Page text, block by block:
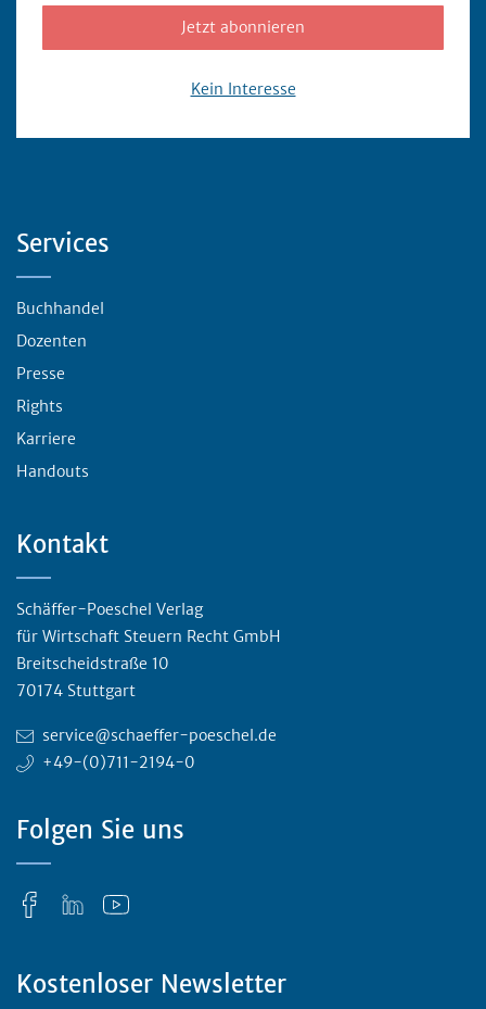
Jetzt abonnieren
Kein Interesse
Services
Buchhandel
Dozenten
Presse
Rights
Karriere
Handouts
Kontakt
Schäffer-Poeschel Verlag
für Wirtschaft Steuern Recht GmbH
Breitscheidstraße 10
70174 Stuttgart
service@schaeffer-poeschel.de
+49-(0)711-2194-0
Folgen Sie uns
Kostenloser Newsletter